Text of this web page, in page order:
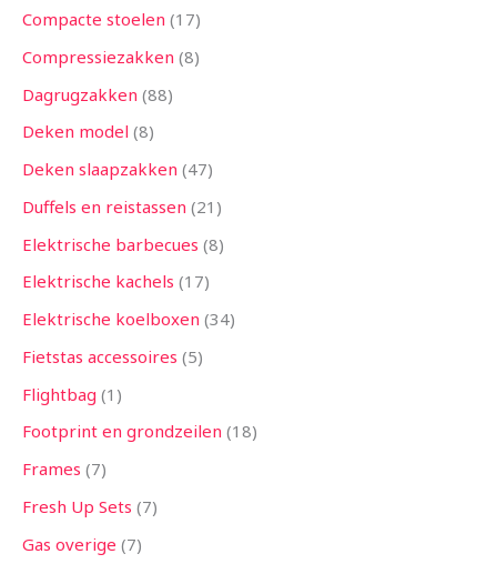
Compacte stoelen 17
Compressiezakken 8
Dagrugzakken 88
Deken model 8
Deken slaapzakken 47
Duffels en reistassen 21
Elektrische barbecues 8
Elektrische kachels 17
Elektrische koelboxen 34
Fietstas accessoires 5
Flightbag 1
Footprint en grondzeilen 18
Frames 7
Fresh Up Sets 7
Gas overige 7